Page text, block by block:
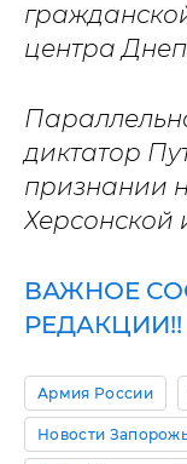
центра
диктатор
признании
Херсонской
ВАЖНОЕ
РЕДАКЦИИ!!
Армия России
Новости